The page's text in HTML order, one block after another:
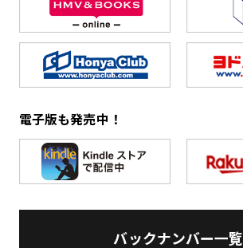
電子版も発売中！
バックナンバー一覧